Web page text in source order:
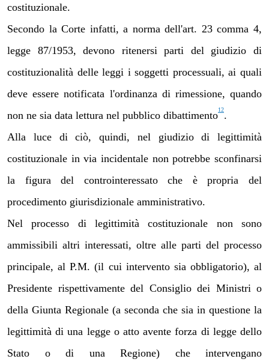
costituzionale.
Secondo la Corte infatti, a norma dell'art. 23 comma 4,
legge 87/1953, devono ritenersi parti del giudizio di
costituzionalità delle leggi i soggetti processuali, ai quali
deve essere notificata l'ordinanza di rimessione, quando
non ne sia data lettura nel pubblico dibattimento12.
Alla luce di ciò, quindi, nel giudizio di legittimità
costituzionale in via incidentale non potrebbe sconfinarsi
la figura del controinteressato che è propria del
procedimento giurisdizionale amministrativo.
Nel processo di legittimità costituzionale non sono
ammissibili altri interessati, oltre alle parti del processo
principale, al P.M. (il cui intervento sia obbligatorio), al
Presidente rispettivamente del Consiglio dei Ministri o
della Giunta Regionale (a seconda che sia in questione la
legittimità di una legge o atto avente forza di legge dello
Stato o di una Regione) che intervengano